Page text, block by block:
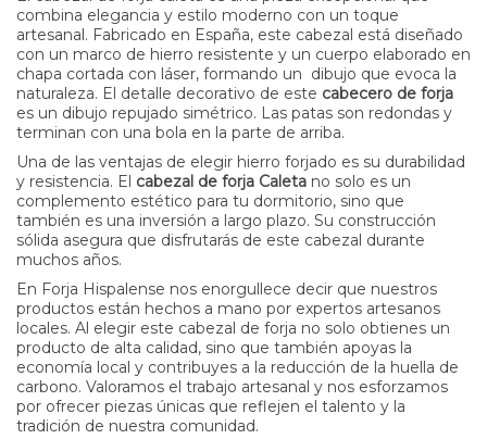
combina elegancia y estilo moderno con un toque
artesanal. Fabricado en España, este cabezal está diseñado
con un marco de hierro resistente y un cuerpo elaborado en
chapa cortada con láser, formando un dibujo que evoca la
naturaleza. El detalle decorativo de este cabecero de forja
es un dibujo repujado simétrico. Las patas son redondas y
terminan con una bola en la parte de arriba.
Una de las ventajas de elegir hierro forjado es su durabilidad
y resistencia. El cabezal de forja Caleta no solo es un
complemento estético para tu dormitorio, sino que
también es una inversión a largo plazo. Su construcción
sólida asegura que disfrutarás de este cabezal durante
muchos años.
En Forja Hispalense nos enorgullece decir que nuestros
productos están hechos a mano por expertos artesanos
locales. Al elegir este cabezal de forja no solo obtienes un
producto de alta calidad, sino que también apoyas la
economía local y contribuyes a la reducción de la huella de
carbono. Valoramos el trabajo artesanal y nos esforzamos
por ofrecer piezas únicas que reflejen el talento y la
tradición de nuestra comunidad.